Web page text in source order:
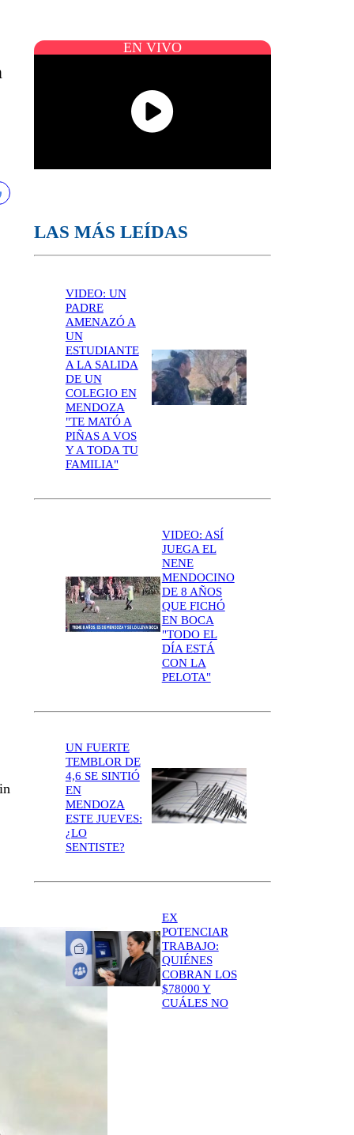
EN VIVO
LAS MÁS LEÍDAS
VIDEO: UN
PADRE
AMENAZÓ A
UN
ESTUDIANTE
A LA SALIDA
DE UN
COLEGIO EN
MENDOZA
"TE MATÓ A
PIÑAS A VOS
Y A TODA TU
FAMILIA"
VIDEO: ASÍ
JUEGA EL
NENE
MENDOCINO
DE 8 AÑOS
QUE FICHÓ
EN BOCA
"TODO EL
DÍA ESTÁ
CON LA
PELOTA"
UN FUERTE
TEMBLOR DE
4,6 SE SINTIÓ
EN
MENDOZA
ESTE JUEVES:
¿LO
SENTISTE?
EX
POTENCIAR
TRABAJO:
QUIÉNES
COBRAN LOS
$78000 Y
CUÁLES NO